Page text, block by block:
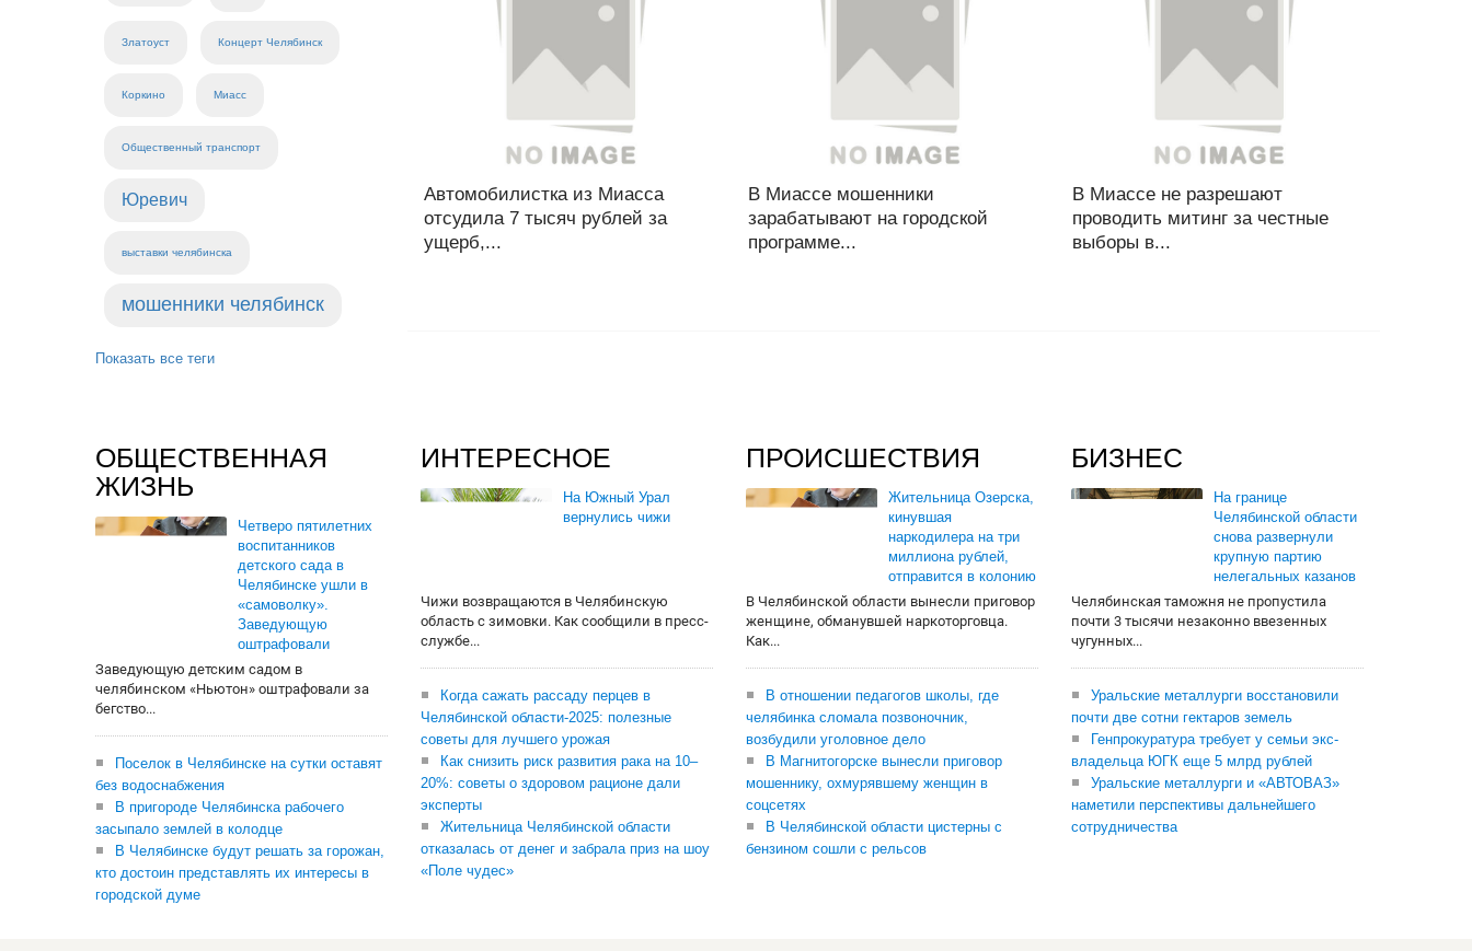
Златоуст Концерт Челябинск
Коркино Миасс
Общественный транспорт
Юревич
выставки челябинска
мошенники челябинск
Показать все теги
Автомобилистка из Миасса
отсудила 7 тысяч рублей за
ущерб,...
В Миассе мошенники
зарабатывают на городской
программе...
В Миассе не разрешают
проводить митинг за честные
выборы в...
ОБЩЕСТВЕННАЯ
ЖИЗНЬ
Четверо пятилетних
воспитанников
детского сада в
Челябинске ушли в
«самоволку».
Заведующую
оштрафовали
Заведующую детским садом в
челябинском «Ньютон» оштрафовали за
бегство...
Поселок в Челябинске на сутки оставят
без водоснабжения
В пригороде Челябинска рабочего
засыпало землей в колодце
В Челябинске будут решать за горожан,
кто достоин представлять их интересы в
городской думе
ИНТЕРЕСНОЕ
На Южный Урал
вернулись чижи
Чижи возвращаются в Челябинскую
область с зимовки. Как сообщили в пресс-
службе...
Когда сажать рассаду перцев в
Челябинской области-2025: полезные
советы для лучшего урожая
Как снизить риск развития рака на 10–
20%: советы о здоровом рационе дали
эксперты
Жительница Челябинской области
отказалась от денег и забрала приз на шоу
«Поле чудес»
ПРОИСШЕСТВИЯ
Жительница Озерска,
кинувшая
наркодилера на три
миллиона рублей,
отправится в колонию
В Челябинской области вынесли приговор
женщине, обманувшей наркоторговца.
Как...
В отношении педагогов школы, где
челябинка сломала позвоночник,
возбудили уголовное дело
В Магнитогорске вынесли приговор
мошеннику, охмурявшему женщин в
соцсетях
В Челябинской области цистерны с
бензином сошли с рельсов
БИЗНЕС
На границе
Челябинской области
снова развернули
крупную партию
нелегальных казанов
Челябинская таможня не пропустила
почти 3 тысячи незаконно ввезенных
чугунных...
Уральские металлурги восстановили
почти две сотни гектаров земель
Генпрокуратура требует у семьи экс-
владельца ЮГК еще 5 млрд рублей
Уральские металлурги и «АВТОВАЗ»
наметили перспективы дальнейшего
сотрудничества